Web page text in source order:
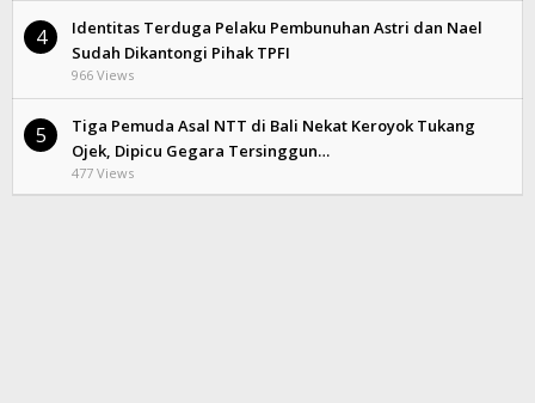
4
Identitas Terduga Pelaku Pembunuhan Astri dan Nael
Sudah Dikantongi Pihak TPFI
966 Views
5
Tiga Pemuda Asal NTT di Bali Nekat Keroyok Tukang
Ojek, Dipicu Gegara Tersinggun…
477 Views